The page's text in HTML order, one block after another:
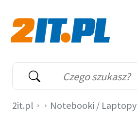
Wyszukiwarka
Słowo kluczowe
2it.pl Notebooki / Laptopy